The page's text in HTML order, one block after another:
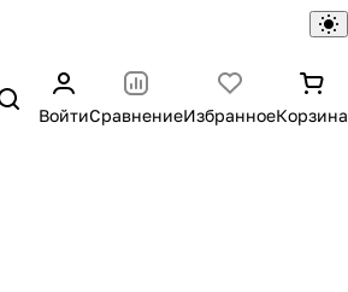
ВойтиСравнениеИзбранноеКорзина